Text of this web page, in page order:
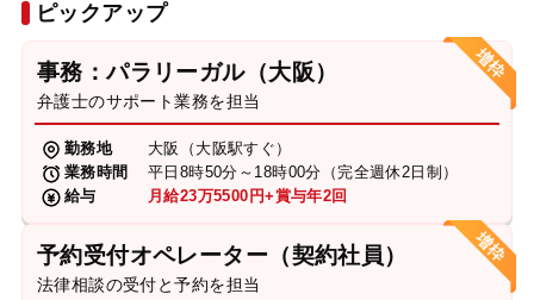
ピックアップ
事務：パラリーガル（大阪）
弁護士のサポート業務を担当
勤務地
大阪（大阪駅すぐ）
業務時間
平日8時50分～18時00分（完全週休2日制）
給与
月給23万5500円+賞与年2回
予約受付オペレーター（契約社員）
法律相談の受付と予約を担当